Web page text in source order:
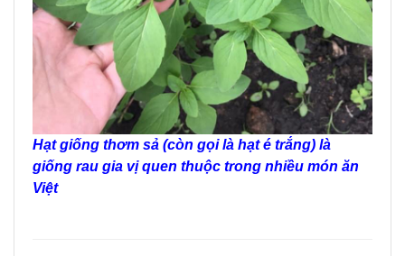
Hạt giống thơm sả (còn gọi là hạt é trắng) là
giống rau gia vị quen thuộc trong nhiều món ăn
Việt